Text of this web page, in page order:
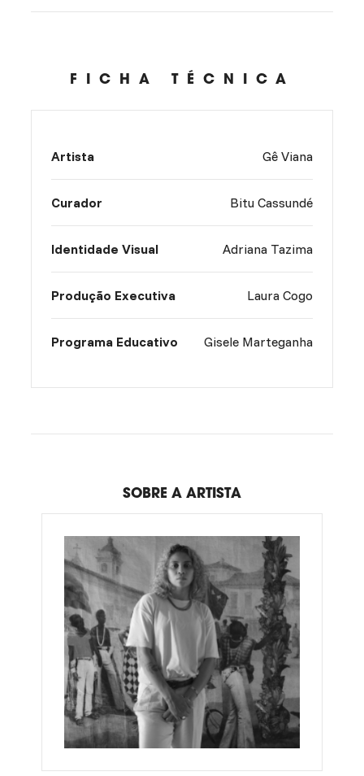
FICHA TÉCNICA
Artista Gê Viana
Curador Bitu Cassundé
Identidade Visual Adriana Tazima
Produção Executiva Laura Cogo
Programa Educativo Gisele Marteganha
SOBRE A ARTISTA